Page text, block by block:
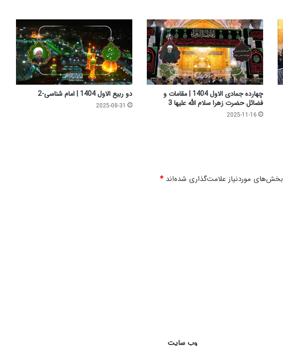
4
|
ا
م
ا
م
ش
ن چهارده جمادی الاول 1404 | مقامات و
فضائل حضرت زهرا سلام الله علیها 3
2025-11-16
دو ربیع الاول 1404 | امام شناسی-2
2025-08-31
بخش‌های موردنیاز علامت‌گذاری شده‌اند*
وب‌ سایت